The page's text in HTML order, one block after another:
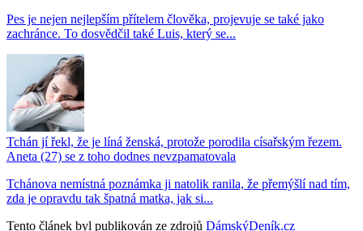
Pes je nejen nejlepším přítelem člověka, projevuje se také jako
zachránce. To dosvědčil také Luis, který se...
Tchán jí řekl, že je líná ženská, protože porodila císařským řezem.
Aneta (27) se z toho dodnes nevzpamatovala
Tchánova nemístná poznámka ji natolik ranila, že přemýšlí nad tím,
zda je opravdu tak špatná matka, jak si...
Tento článek byl publikován ze zdrojů DámskýDeník.cz